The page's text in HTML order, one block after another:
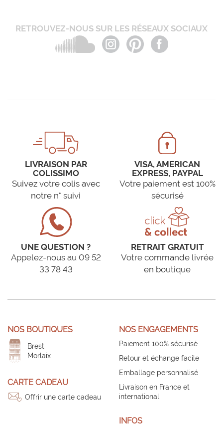
RETROUVEZ-NOUS SUR LES RÉSEAUX SOCIAUX
LIVRAISON PAR
COLISSIMO
Suivez votre colis avec
notre n° suivi
VISA, AMERICAN
EXPRESS, PAYPAL
Votre paiement est 100%
sécurisé
UNE QUESTION ?
Appelez-nous au 09 52
33 78 43
RETRAIT GRATUIT
Votre commande livrée
en boutique
NOS BOUTIQUES
Brest
Morlaix
CARTE CADEAU
Offrir une carte cadeau
NOS ENGAGEMENTS
Paiement 100% sécurisé
Retour et échange facile
Emballage personnalisé
Livraison en France et
international
INFOS